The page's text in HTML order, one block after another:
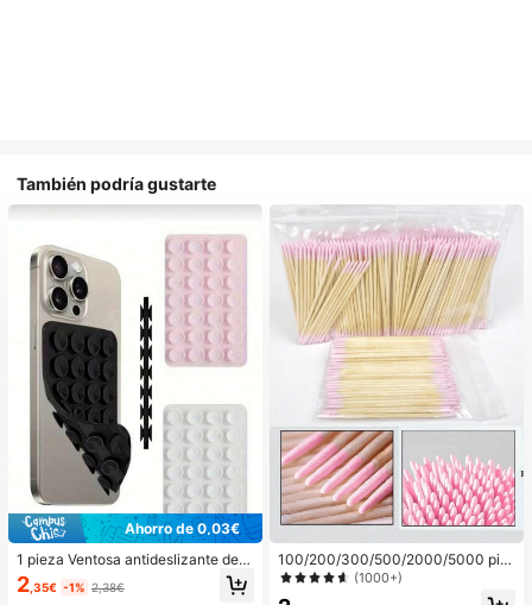
También podría gustarte
Ahorro de 0,03€
1 pieza Ventosa antideslizante de si
licona para teléfono, 28 piezas Vent
osas de silicona (almohadillas auto
2 ,35€ -1% 2,38€
100/200/300/500/2000/5000 pie
zas/20 piezas Palitos aplicadores d
e esmalte de uñas de doble extrem
(1000+)